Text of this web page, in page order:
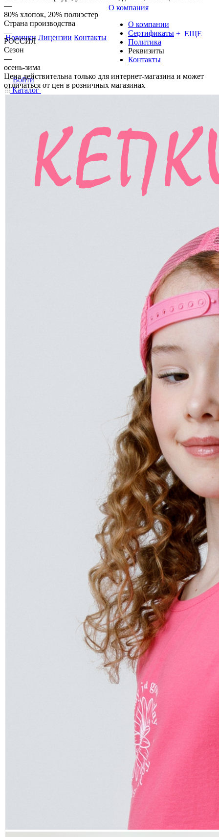
Новинки Лицензии Контакты
О компания
О компании
Сертификаты
Политика
Реквизиты
Контакты
+ ЕЩЕ
Войти
Каталог
—
80% хлопок, 20% полиэстер
Страна производства
—
РОССИЯ
Сезон
—
осень-зима
Цена действительна только для интернет-магазина и может
отличаться от цен в розничных магазинах